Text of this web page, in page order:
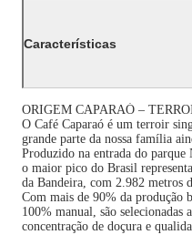
Características
ORIGEM CAPARAÓ –
O Café Caparaó é um terroir
grande parte da nossa família
Produzido na entrada do parque
o maior pico do Brasil
da Bandeira, com 2.982 metros
Com mais de 90% da produção
100% manual, são selecionadas
concentração de doçura e